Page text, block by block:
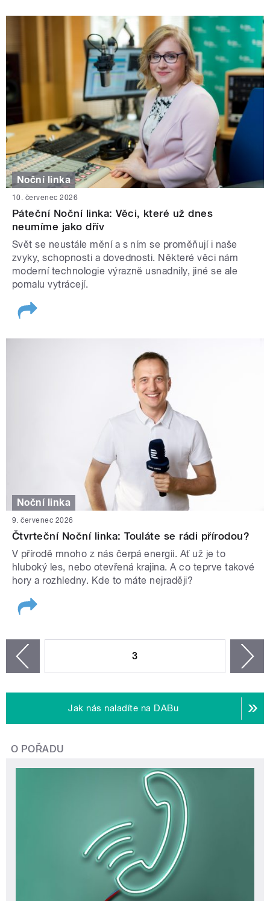
Noční linka
10. červenec 2026
Páteční Noční linka: Věci, které už dnes
neumíme jako dřív
Svět se neustále mění a s ním se proměňují i naše
zvyky, schopnosti a dovednosti. Některé věci nám
moderní technologie výrazně usnadnily, jiné se ale
pomalu vytrácejí.
Noční linka
9. červenec 2026
Čtvrteční Noční linka: Touláte se rádi přírodou?
V přírodě mnoho z nás čerpá energii. Ať už je to
hluboký les, nebo otevřená krajina. A co teprve takové
hory a rozhledny. Kde to máte nejraději?
3
Jak nás naladíte na DABu
O POŘADU